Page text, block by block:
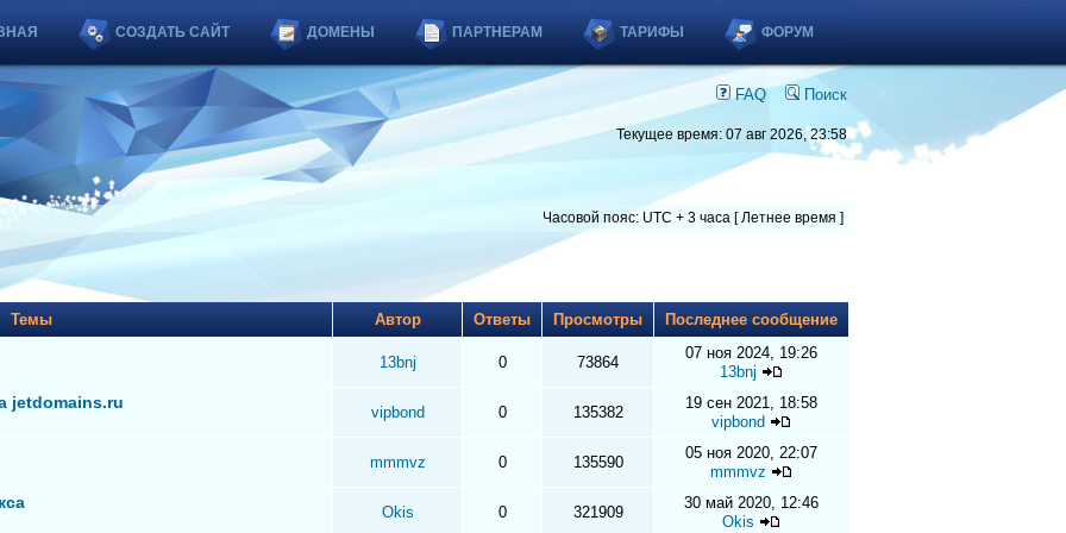
СОЗДАТЬ САЙТ ДОМЕНЫ ПАРТНЕРАМ ТАРИФЫ ФОРУМ
FAQ Поиск
Текущее время: 07 авг 2026, 23:58
Часовой пояс: UTC + 3 часа [ Летнее время ]
Темы Автор Ответы Просмотры Последнее сообщение
13bnj 0 73864
07 ноя 2024, 19:26
13bnj
jetdomains.ru
vipbond 0 135382
19 сен 2021, 18:58
vipbond
mmmvz 0 135590
05 ноя 2020, 22:07
mmmvz
Okis 0 321909
30 май 2020, 12:46
Okis